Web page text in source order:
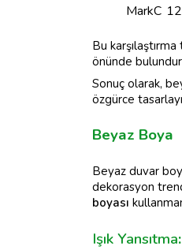
MarkC
Bu
önünde
Sonuç olarak,
özgürce
Beyaz Boya
Beyaz duvar
dekorasyon
boyası
Işık Yansıtma: